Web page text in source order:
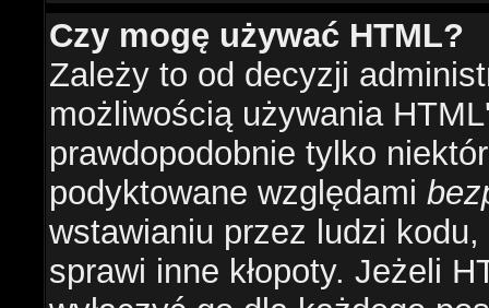
Czy mogę używać HTML?
Zależy to od decyzji
możliwością używania
prawdopodobnie tylko
podyktowane względami
wstawianiu przez ludzi
sprawi inne kłopoty. Jeżeli